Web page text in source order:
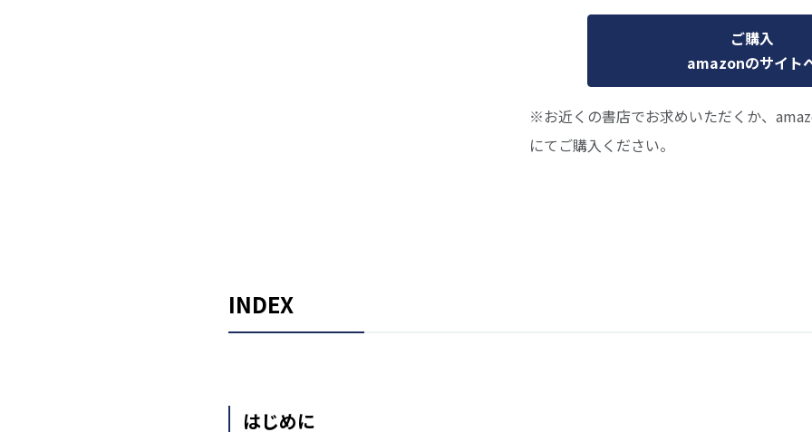
ご購入
amazonのサイト
※お近くの書店でお求めいただくか、
にてご購入ください。
INDEX
はじめに